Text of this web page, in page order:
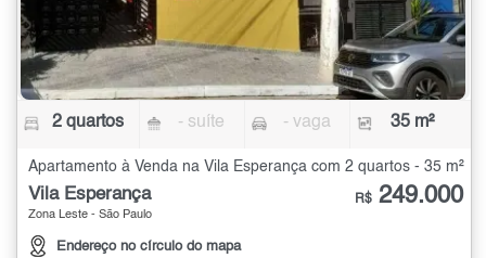
2 quartos - suíte - vaga 35 m²
Apartamento à Venda na Vila Esperança com 2 quartos - 35 m²
Vila Esperança
Zona Leste - São Paulo
Endereço no círculo do mapa
R$ 249.000